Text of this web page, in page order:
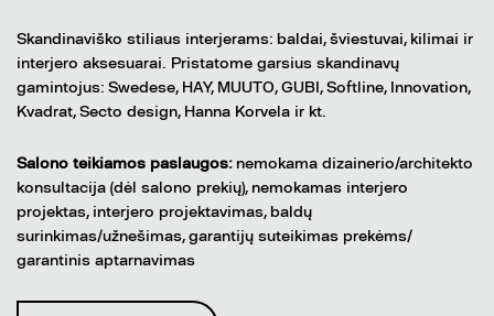
Skandinaviško stiliaus interjerams: baldai, šviestuvai, kilimai ir
interjero aksesuarai. Pristatome garsius skandinavų
gamintojus: Swedese, HAY, MUUTO, GUBI, Softline, Innovation,
Kvadrat, Secto design, Hanna Korvela ir kt.
Salono teikiamos paslaugos: nemokama dizainerio/architekto
konsultacija (dėl salono prekių), nemokamas interjero
projektas, interjero projektavimas, baldų
surinkimas/užnešimas, garantijų suteikimas prekėms/
garantinis aptarnavimas